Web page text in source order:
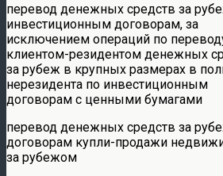
перевод денежных средств за
инвестиционным договорам, за
исключением операций по
клиентом-резидентом денежных
за рубеж в крупных размерах в
нерезидента по инвестиционным
договорам с ценными бумагами
перевод денежных средств за
договорам купли-продажи
за рубежом